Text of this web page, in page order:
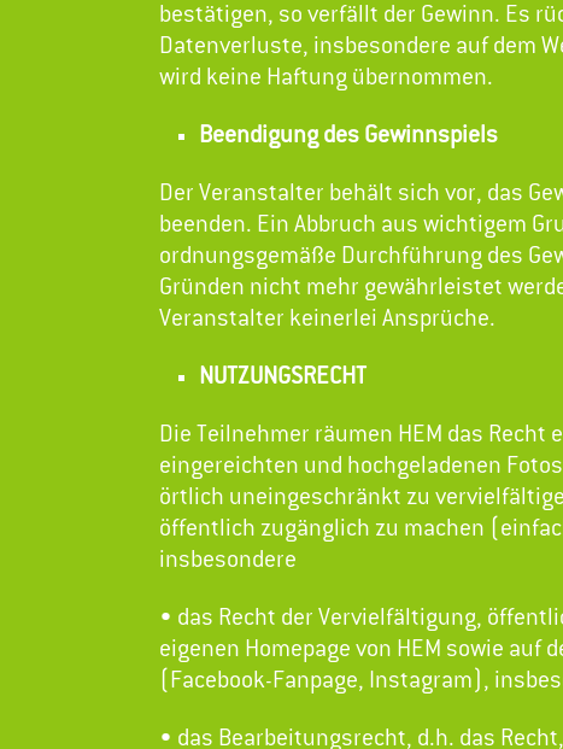
bestätigen, so verfällt der Gewinn. Es
Datenverluste, insbesondere auf dem
wird keine Haftung übernommen.
Beendigung des Gewinnspiels
Der Veranstalter behält sich vor, das
beenden. Ein Abbruch aus wichtigem
ordnungsgemäße Durchführung des
Gründen nicht mehr gewährleistet
Veranstalter keinerlei Ansprüche.
NUTZUNGSRECHT
Die Teilnehmer räumen HEM das Recht
eingereichten und hochgeladenen
örtlich uneingeschränkt zu
öffentlich zugänglich zu machen
insbesondere
• das Recht der Vervielfältigung,
eigenen Homepage von HEM sowie auf
(Facebook-Fanpage, Instagram),
• das Bearbeitungsrecht, d.h. das